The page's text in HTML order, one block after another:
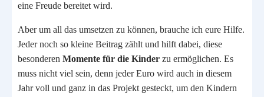
eine Freude bereitet wird.
Aber um all das umsetzen zu können, brauche ich eure Hilfe.
Jeder noch so kleine Beitrag zählt und hilft dabei, diese
besonderen Momente für die Kinder zu ermöglichen. Es
muss nicht viel sein, denn jeder Euro wird auch in diesem
Jahr voll und ganz in das Projekt gesteckt, um den Kindern